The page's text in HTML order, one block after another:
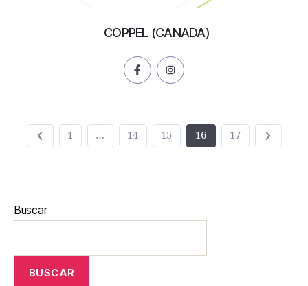
COPPEL (CANADA)
1 … 14 15 16 17
Buscar
BUSCAR